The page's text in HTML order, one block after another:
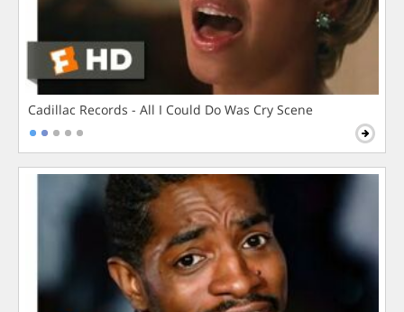
Cadillac Records - All I Could Do Was Cry Scene